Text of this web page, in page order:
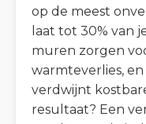
op de meest
laat tot 30% van
muren zorgen
warmteverlies,
verdwijnt
resultaat? Een